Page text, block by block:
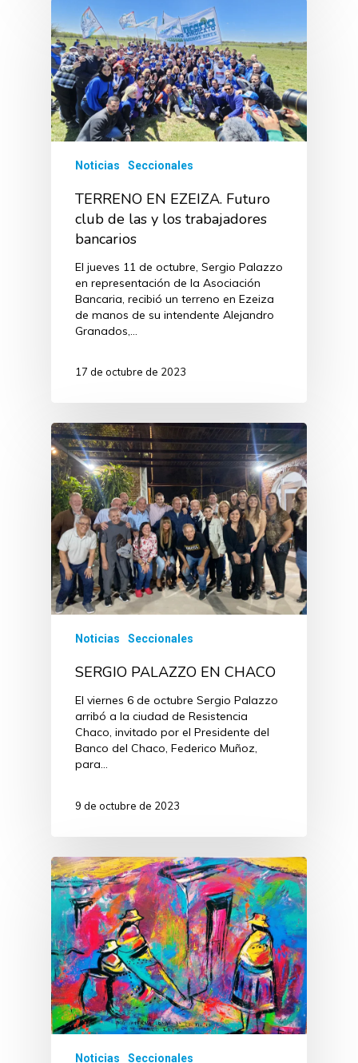
Noticias Seccionales
TERRENO EN EZEIZA. Futuro
club de las y los trabajadores
bancarios
El jueves 11 de octubre, Sergio Palazzo
en representación de la Asociación
Bancaria, recibió un terreno en Ezeiza
de manos de su intendente Alejandro
Granados,…
17 de octubre de 2023
Noticias Seccionales
SERGIO PALAZZO EN CHACO
El viernes 6 de octubre Sergio Palazzo
arribó a la ciudad de Resistencia
Chaco, invitado por el Presidente del
Banco del Chaco, Federico Muñoz,
para…
9 de octubre de 2023
Noticias Seccionales